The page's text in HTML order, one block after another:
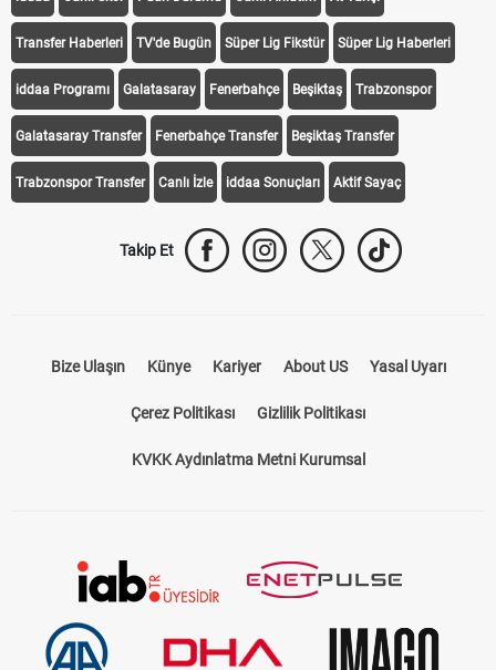
iddaa Canlı Skor Puan Durumu Canlı Anlatım At Yarışı
Transfer Haberleri TV'de Bugün Süper Lig Fikstür Süper Lig Haberleri
iddaa Programı Galatasaray Fenerbahçe Beşiktaş Trabzonspor
Galatasaray Transfer Fenerbahçe Transfer Beşiktaş Transfer
Trabzonspor Transfer Canlı İzle iddaa Sonuçları Aktif Sayaç